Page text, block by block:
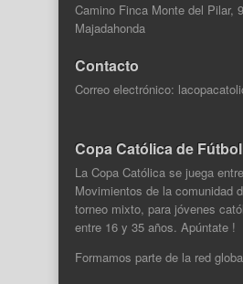
Camino Finca Monte del Pilar,
Majadahonda
Contacto
Correo electrónico:
Copa Católica de Fútbol
La Copa Católica se juega
Movimientos de la comunidad
torneo mixto, para jóvenes
entre 16 y 35 años. Apúntate !
Formamos parte de la red